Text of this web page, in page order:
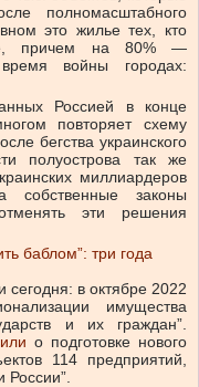
полномасштабного
это жилье тех, кто
причем на 80% —
войны городах:
Россией в конце
повторяет схему
бегства украинского
полуострова так же
миллиардеров
законы
эти решения
баблом”: три года
в октябре 2022
имущества
и их граждан”.
о подготовке нового
114 предприятий,